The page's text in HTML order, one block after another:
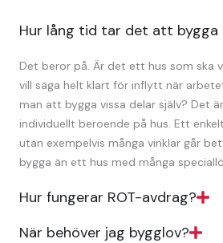
Hur lång tid tar det att bygga
Det beror på. Är det ett hus som ska
vill säga helt klart för inflytt när
man att bygga vissa delar själv? Det
individuellt beroende på hus. Ett
utan exempelvis många vinklar går
bygga än ett hus med många
Hur fungerar ROT-avdrag?
När behöver jag bygglov?